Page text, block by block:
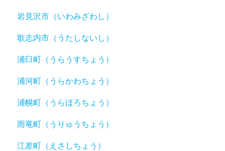
岩見沢市（いわみざわし）
歌志内市（うたしないし）
浦臼町（うらうすちょう）
浦河町（うらかわちょう）
浦幌町（うらほろちょう）
雨竜町（うりゅうちょう）
江差町（えさしちょう）